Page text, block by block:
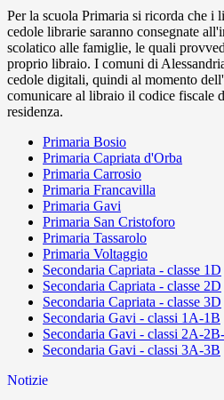
Per la scuola Primaria si ricorda che i
cedole librarie saranno consegnate
scolatico alle famiglie, le quali
proprio libraio. I comuni di
cedole digitali, quindi al momento
comunicare al libraio il codice fiscale
residenza.
Primaria Bosio
Primaria Capriata d'Orba
Primaria Carrosio
Primaria Francavilla
Primaria Gavi
Primaria San Cristoforo
Primaria Tassarolo
Primaria Voltaggio
Secondaria Capriata - classe 1D
Secondaria Capriata - classe 2D
Secondaria Capriata - classe 3D
Secondaria Gavi - classi 1A-1B
Secondaria Gavi - classi 2A-
Secondaria Gavi - classi 3A-3B
Notizie